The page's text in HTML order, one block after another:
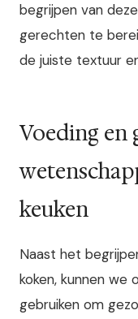
begrijpen van
gerechten te
de juiste textuur
Voeding en
keuken
Naast het
koken, kunnen we
gebruiken om